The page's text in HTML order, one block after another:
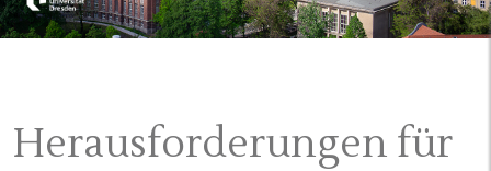
Herausforderungen für